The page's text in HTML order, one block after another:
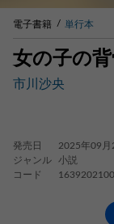
電子書籍 単行本
女の子の
市川沙央
発売日
2025年09月
ジャンル
小説
コード